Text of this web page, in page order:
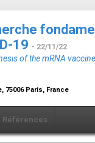
19 - 22/11/22
of the mRNA
75006 Paris, France
Références